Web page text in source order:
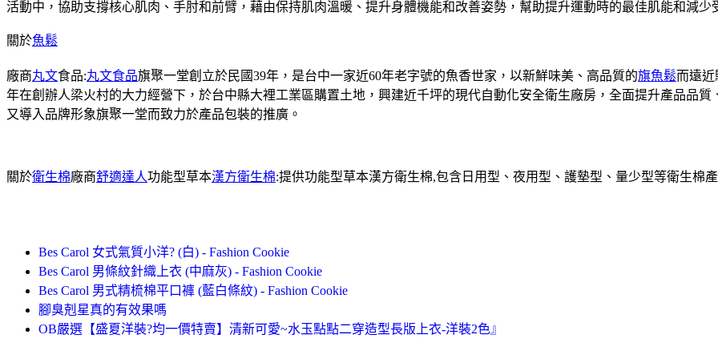
活動中，協助支撐核心肌肉、手肘和前臂，藉由保持肌肉溫暖、提升身體機能和改善姿勢，幫助提升運動時的最佳肌能和減少
關於魚鬆
廠商丸文食品:丸文食品旗聚一堂創立於民國39年，是台中一家近60年老字號的魚香世家，以新鮮味美、高品質的旗魚鬆而遠
年在創辦人梁火村的大力經營下，於台中縣大裡工業區購置土地，興建近千坪的現代自動化安全衛生廠房，全面提升產品品
又導入品牌形象旗聚一堂而致力於產品包裝的推廣。
關於衛生棉廠商舒適達人功能型草本漢方衛生棉:提供功能型草本漢方衛生棉,包含日用型、夜用型、護墊型、量少型等衛生棉
Bes Carol 女式氣質小洋? (白) - Fashion Cookie
Bes Carol 男條紋針織上衣 (中麻灰) - Fashion Cookie
Bes Carol 男式精梳棉平口褲 (藍白條紋) - Fashion Cookie
腳臭剋星真的有效果嗎
OB嚴選【盛夏洋裝?均一價特賣】清新可愛~水玉點點二穿造型長版上衣-洋裝2色』